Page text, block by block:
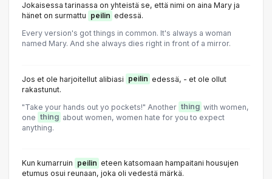
Jokaisessa tarinassa on yhteistä se, että nimi on aina Mary ja
hänet on surmattu peilin edessä.
Every version's got things in common. It's always a woman
named Mary. And she always dies right in front of a mirror.
Jos et ole harjoitellut alibiasi peilin edessä, - et ole ollut
rakastunut.
"Take your hands out yo pockets!" Another thing with women,
one thing about women, women hate for you to expect
anything.
Kun kumarruin peilin eteen katsomaan hampaitani housujen
etumus osui reunaan, joka oli vedestä märkä.